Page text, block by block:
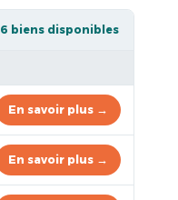
6 biens disponibles
En savoir plus →
En savoir plus →